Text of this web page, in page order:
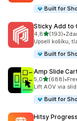
Built for
Sticky Add to
4,8z 5 hvězd
(193)
Celkový počet
•
Upsell košíku,
Built for
Amp Slide
5,0z 5 hvězd
(688)
Celkový počet
•
Lift AOV via
Built for
Hitsy